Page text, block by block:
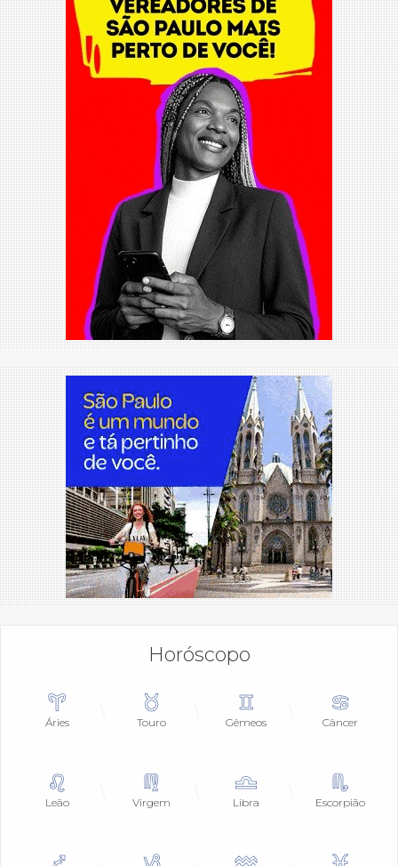
Horóscopo
Áries Touro Gêmeos Câncer
Leão Virgem Libra Escorpião